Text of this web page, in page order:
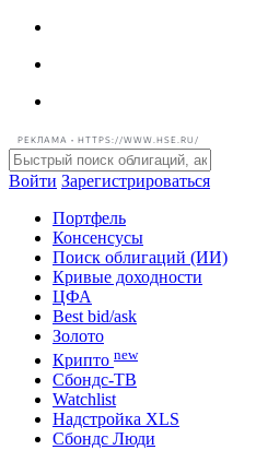
РЕКЛАМА • HTTPS://WWW.HSE.RU/
Войти Зарегистрироваться
Портфель
Консенсусы
Поиск облигаций (ИИ)
Кривые доходности
ЦФА
Best bid/ask
Золото
Крипто new
Сбондс-ТВ
Watchlist
Надстройка XLS
Сбондс Люди